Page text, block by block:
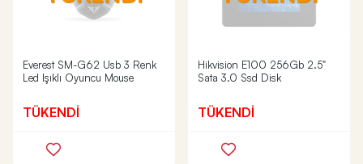
Everest SM-G62 Usb 3 Renk
Led Işıklı Oyuncu Mouse
TÜKENDİ
Hikvision E100 256Gb 2.5"
Sata 3.0 Ssd Disk
TÜKENDİ